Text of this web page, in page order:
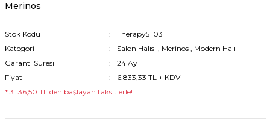
Merinos
Stok Kodu
Therapy5_03
Kategori
Salon Halısı , Merinos , Modern Halı
Garanti Süresi
24 Ay
Fiyat
6.833,33 TL + KDV
* 3.136,50 TL den başlayan taksitlerle!